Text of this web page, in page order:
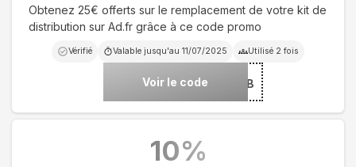
Obtenez 25€ offerts sur le remplacement de votre kit de
distribution sur Ad.fr grâce à ce code promo
Vérifié Valable jusqu'au 11/07/2025 Utilisé 2 fois
Voir le code***ISTRIB
10%